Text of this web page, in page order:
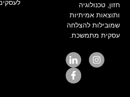
חזון, טכנולוגיה
ותוצאות אמיתיות
שמובילות להצלחה
עסקית מתמשכת.